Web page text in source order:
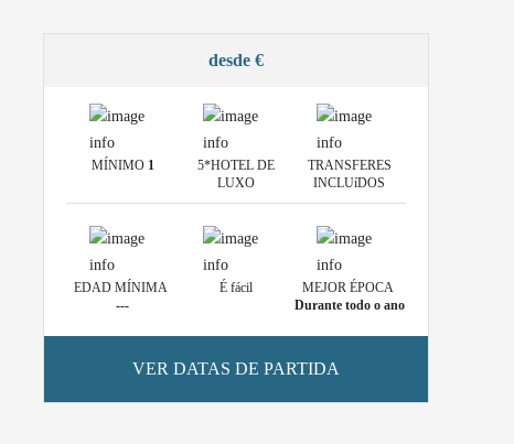
desde €
MÍNIMO 1
5*HOTEL DE
LUXO
TRANSFERES
INCLUíDOS
EDAD MÍNIMA
---
É fácil
MEJOR ÉPOCA
Durante todo o ano
VER DATAS DE PARTIDA